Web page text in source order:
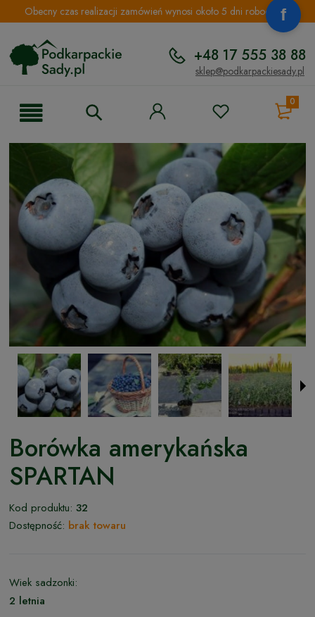
Obecny czas realizacji zamówień wynosi około 5 dni roboczych.
+48 17 555 38 88
sklep@podkarpackiesady.pl
0
Borówka amerykańska
SPARTAN
Kod produktu: 32
Dostępność: brak towaru
Wiek sadzonki:
2 letnia